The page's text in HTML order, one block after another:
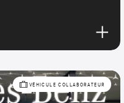
VÉHICULE COLLABORATEUR